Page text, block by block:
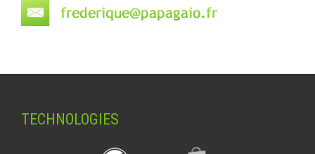
TECHNOLOGIES